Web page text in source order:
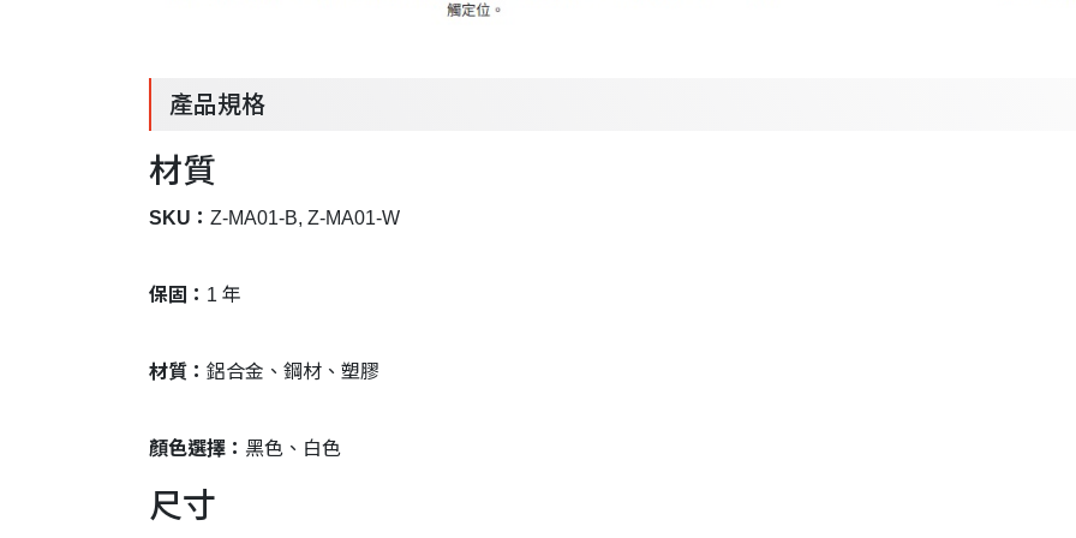
產品規格
材質
SKU： Z-MA01-B, Z-MA01-W
保固： 1 年
材質： 鋁合金、鋼材、塑膠
顏色選擇： 黑色、白色
尺寸